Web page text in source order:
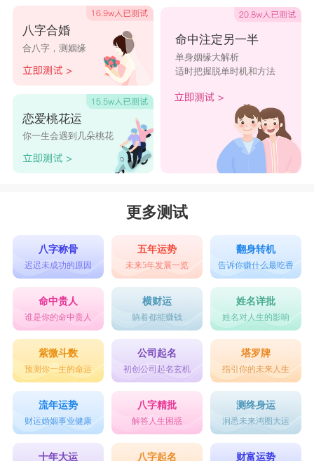
八字合婚
合八字，测姻缘
恋爱桃花运
你一生会遇到几朵桃花
命中注定另一半
单身姻缘大解析
适时把握脱单时机和方法
更多测试
八字称骨
迟迟未成功的原因
五年运势
未来5年发展一览
翻身转机
告诉你赚什么最吃香
命中贵人
谁是你的命中贵人
横财运
躺着都能赚钱
姓名详批
姓名对人生的影响
紫微斗数
预测你一生的命运
公司起名
初创公司起名玄机
塔罗牌
指引你的未来人生
流年运势
财运婚姻事业健康
八字精批
解答人生困惑
测终身运
洞悉未来鸿图大运
十年大运 八字起名 财富运势